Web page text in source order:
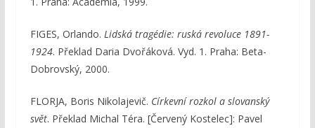
FIGES, Orlando. Lidská tragédie: ruská revoluce 1891-
1924. Překlad Daria Dvořáková. Vyd. 1. Praha: Beta-
Dobrovský, 2000.
FLORJA, Boris Nikolajevič. Církevní rozkol a slovanský
svět. Překlad Michal Téra. [Červený Kostelec]: Pavel